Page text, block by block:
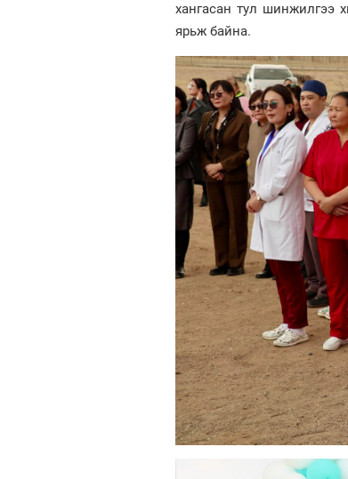
хангасан тул шинжилгээ
ярьж байна.